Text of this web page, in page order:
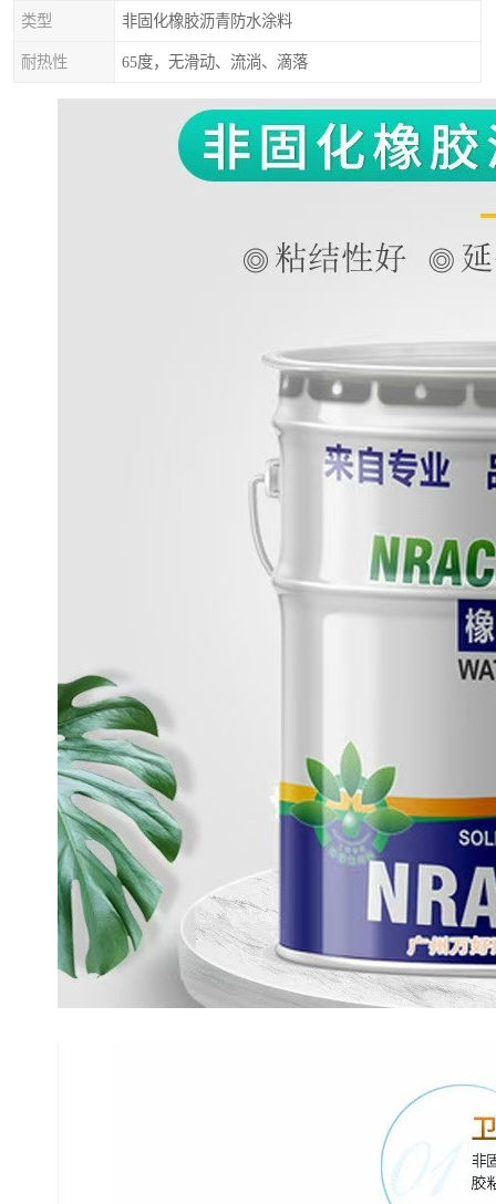
类型 非固化橡胶沥青防水涂料
耐热性 65度，无滑动、流淌、滴落